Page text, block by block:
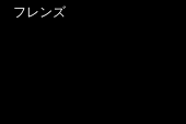
フレンズ